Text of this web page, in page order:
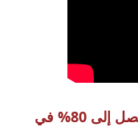
فنادق في غابورون | خصومات تصل إلى 80% في